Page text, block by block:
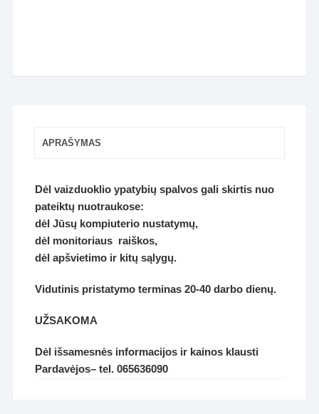
APRAŠYMAS
Dėl vaizduoklio ypatybių spalvos gali skirtis nuo
pateiktų nuotraukose:
dėl Jūsų kompiuterio nustatymų,
dėl monitoriaus raiškos,
dėl apšvietimo ir kitų sąlygų.
Vidutinis pristatymo terminas 20-40 darbo dienų.
UŽSAKOMA
Dėl išsamesnės informacijos ir kainos klausti
Pardavėjos– tel. 065636090